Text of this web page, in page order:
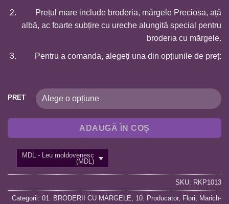
Prețul mare include broderia, mărgele Preciosa, ață
albă, ac foarte subțire cu ureche alungită special pentru
broderia cu mărgele.
Pentru a comanda, alegeți una din opțiunile de preț:
PRET
ADAUGĂ ÎN COȘ
MDL - Leu moldovenesc
(MDL)
SKU: RKP1013
Categorii: 01. BRODERII CU MARGELE, 10. Producator, Flori, Marich-